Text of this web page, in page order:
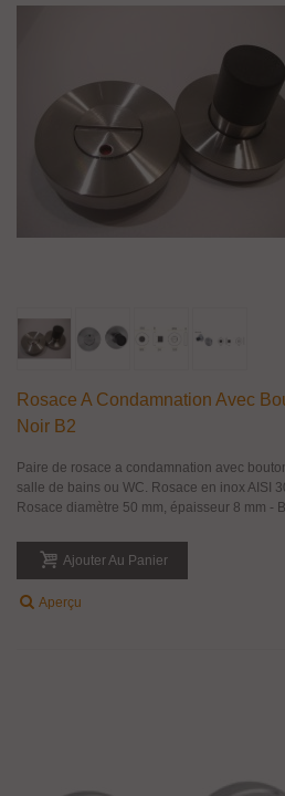
Rosace A Condamnation Avec
Noir B2
Paire de rosace a condamnation avec
salle de bains ou WC. Rosace en inox AISI
Rosace diamètre 50 mm, épaisseur 8 mm -
Ajouter Au Panier
Aperçu